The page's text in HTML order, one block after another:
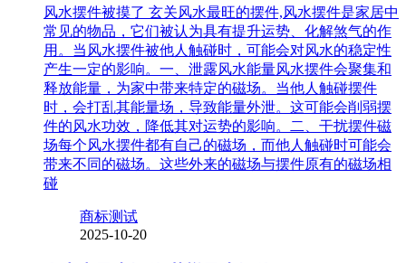
风水摆件被摸了 玄关风水最旺的摆件,风水摆件是家居中
常见的物品，它们被认为具有提升运势、化解煞气的作
用。当风水摆件被他人触碰时，可能会对风水的稳定性
产生一定的影响。一、泄露风水能量风水摆件会聚集和
释放能量，为家中带来特定的磁场。当他人触碰摆件
时，会打乱其能量场，导致能量外泄。这可能会削弱摆
件的风水功效，降低其对运势的影响。二、干扰摆件磁
场每个风水摆件都有自己的磁场，而他人触碰时可能会
带来不同的磁场。这些外来的磁场与摆件原有的磁场相
碰
商标测试
2025-10-20